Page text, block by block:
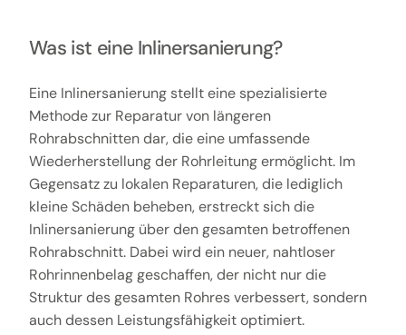
Was ist eine Inlinersanierung?
Eine Inlinersanierung stellt eine spezialisierte
Methode zur Reparatur von längeren
Rohrabschnitten dar, die eine umfassende
Wiederherstellung der Rohrleitung ermöglicht. Im
Gegensatz zu lokalen Reparaturen, die lediglich
kleine Schäden beheben, erstreckt sich die
Inlinersanierung über den gesamten betroffenen
Rohrabschnitt. Dabei wird ein neuer, nahtloser
Rohrinnenbelag geschaffen, der nicht nur die
Struktur des gesamten Rohres verbessert, sondern
auch dessen Leistungsfähigkeit optimiert.